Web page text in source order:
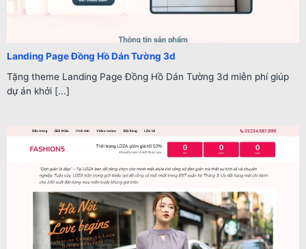
Landing Page Đồng Hồ Dán Tường 3d
Tặng theme Landing Page Đồng Hồ Dán Tường 3d miễn phí giúp
dự án khởi [...]